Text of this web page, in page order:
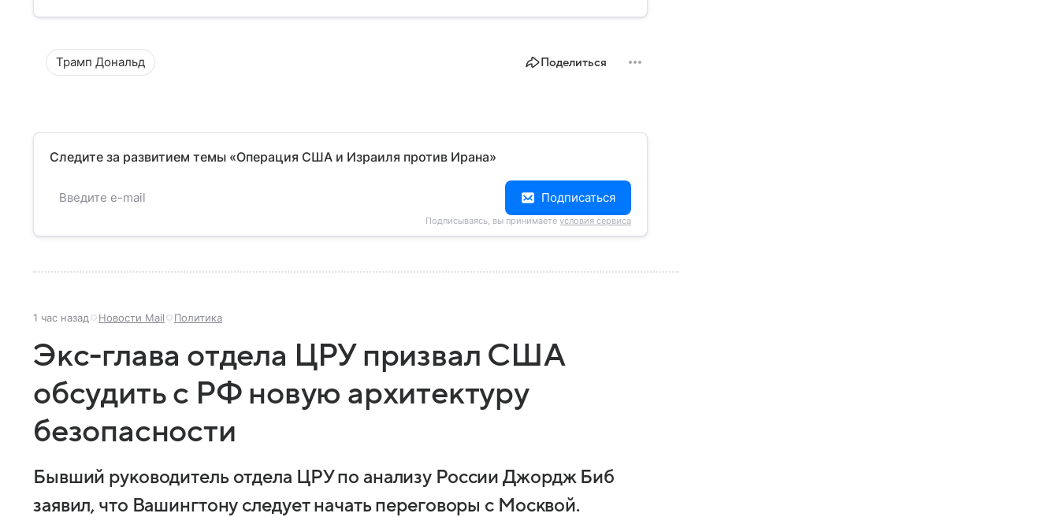
Трамп Дональд Поделиться
Следите за развитием темы «Операция США и Израиля против Ирана»
Подписаться
Подписываясь, вы принимаете условия сервиса
1 час назад Новости Mail Политика
Экс-глава отдела ЦРУ призвал США
обсудить с РФ новую архитектуру
безопасности
Бывший руководитель отдела ЦРУ по анализу России Джордж Биб
заявил, что Вашингтону следует начать переговоры с Москвой.